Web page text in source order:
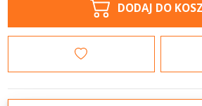
DODAJ DO